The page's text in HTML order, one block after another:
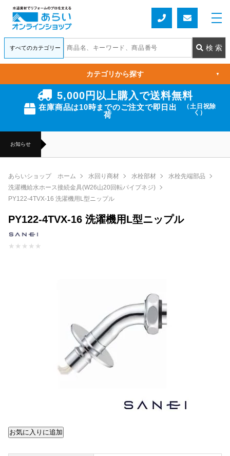
5,000円以上購入で送料無料
在庫商品は10時までのご注文で即日出
荷
（土日祝除
く）
お知らせ
カテゴリから探す ▼
あらいショップ ホーム 水回り商材 水栓部材
水栓先端部品
洗濯機給水ホース接続金具(W26山20回転パイプネジ)
PY122-4TVX-16 洗濯機用L型ニップル
PY122-4TVX-16 洗濯機用L型ニップル
★ ★ ★ ★ ★